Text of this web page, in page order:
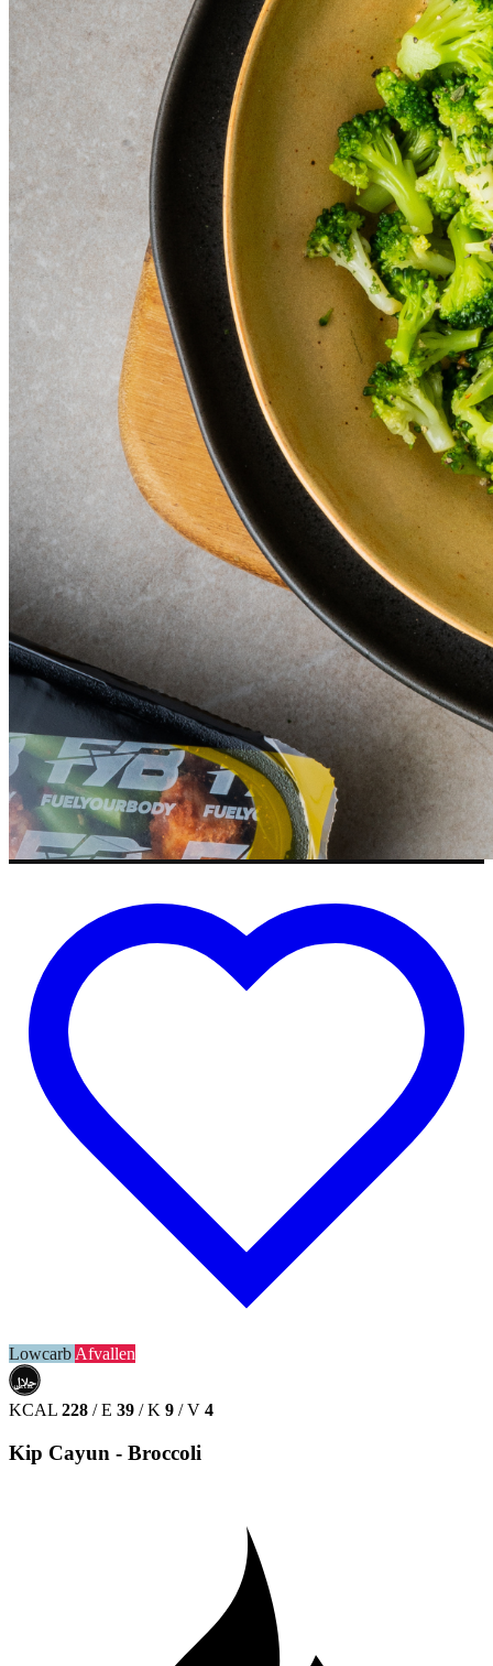
LowcarbAfvallen
حلال
HALAL
KCAL 228 / E 39 / K 9 / V 4
Kip Cayun - Broccoli